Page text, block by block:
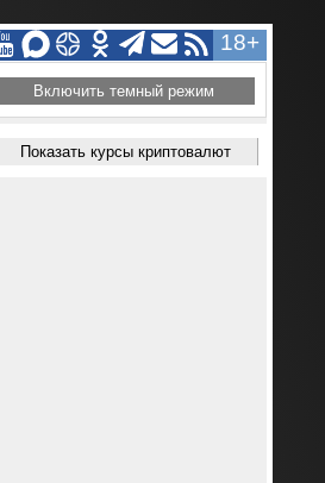
18+
Включить темный режим
Показать курсы криптовалют